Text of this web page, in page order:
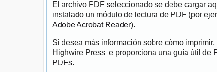
El archivo PDF seleccionado se debe cargar
instalado un módulo de lectura de PDF (por
Adobe Acrobat Reader).
Si desea más información sobre cómo
Highwire Press le proporciona una guía útil de
PDFs.